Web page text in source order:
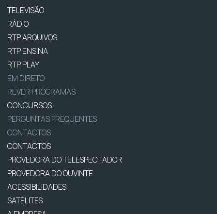
TELEVISÃO
RÁDIO
RTP ARQUIVOS
RTP ENSINA
RTP PLAY
EM DIRETO
REVER PROGRAMAS
CONCURSOS
PERGUNTAS FREQUENTES
CONTACTOS
CONTACTOS
PROVEDORA DO TELESPECTADOR
PROVEDORA DO OUVINTE
ACESSIBILIDADES
SATÉLITES